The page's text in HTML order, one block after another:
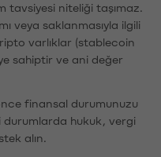
tavsiyesi niteliği taşımaz.
veya saklanmasıyla ilgili
varlıklar (stablecoin
sahiptir ve ani değer
finansal durumunuzu
hukuk, vergi
alın.